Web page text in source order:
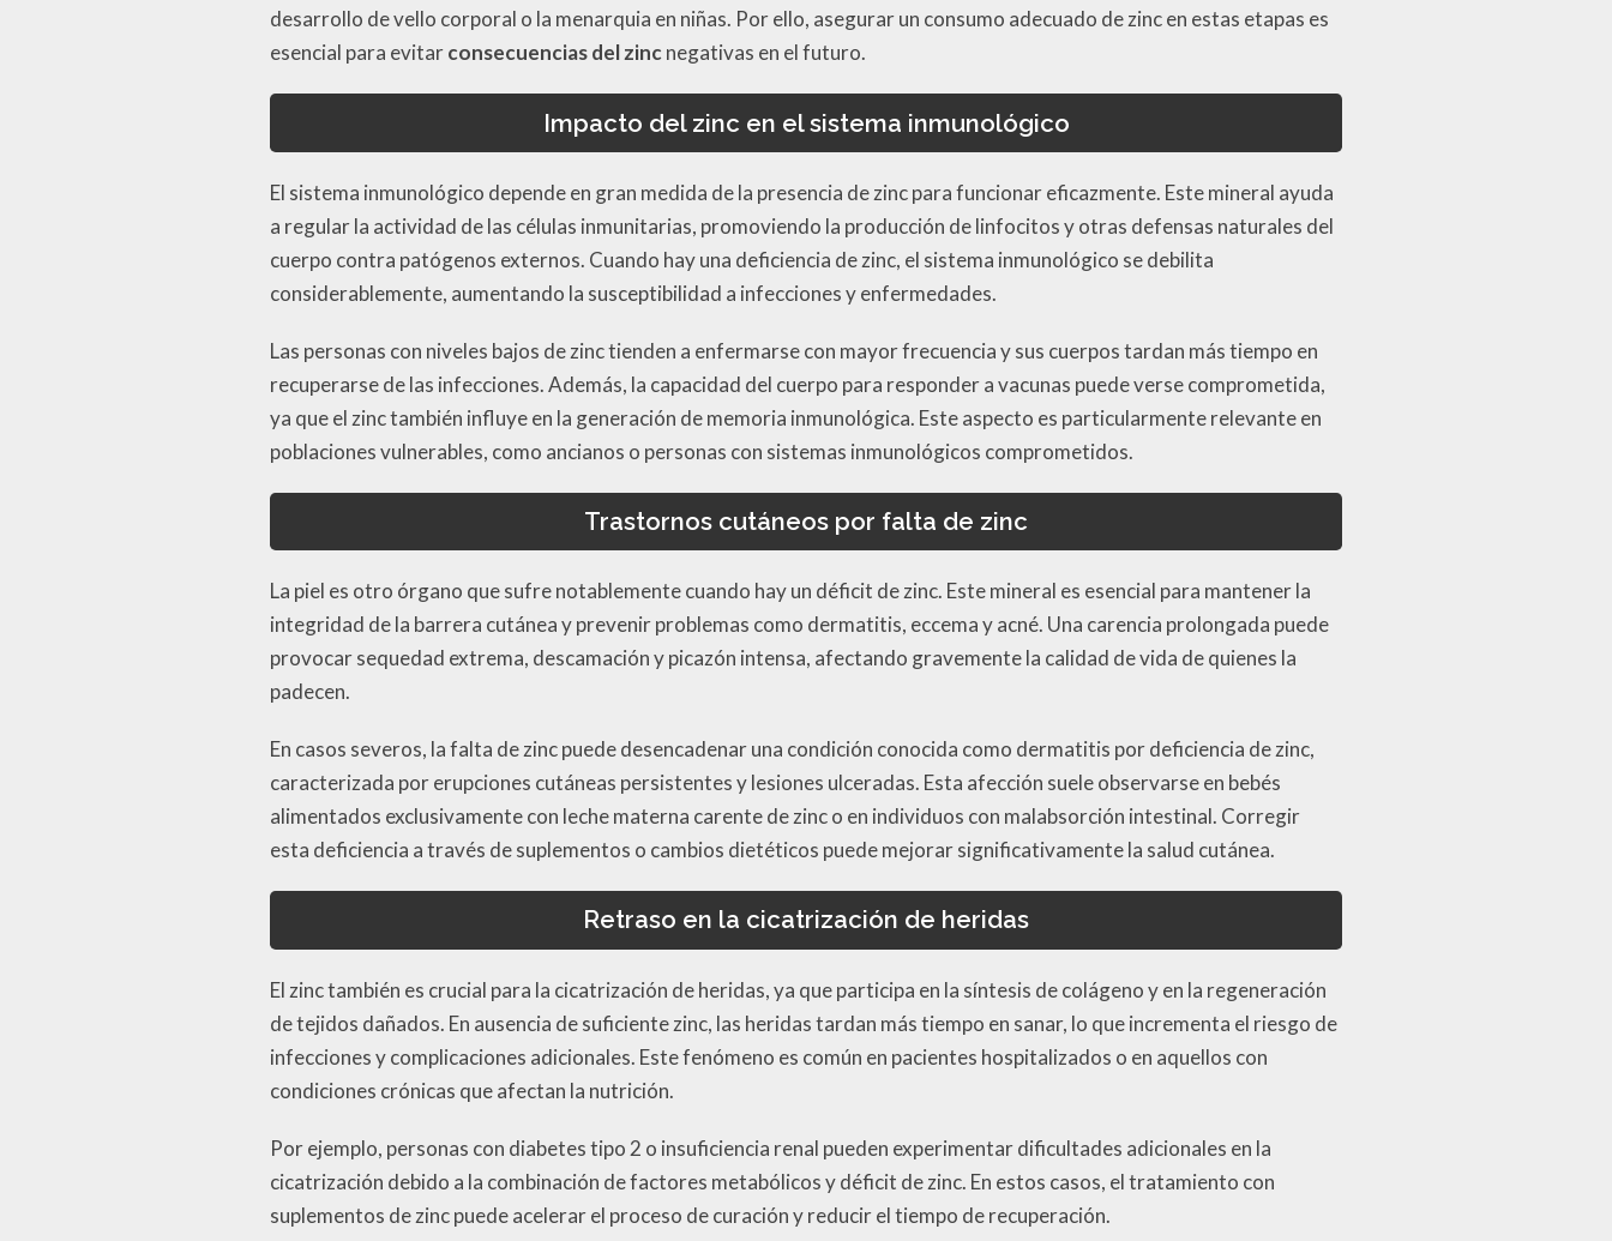
desarrollo de vello corporal o la menarquia en niñas. Por ello, asegurar un consumo adecuado de zinc en estas etapas es
esencial para evitarconsecuencias del zincnegativas en el futuro.
Impacto del zinc en el sistema inmunológico
El sistema inmunológico depende en gran medida de la presencia de zinc para funcionar eficazmente. Este mineral ayuda
a regular la actividad de las células inmunitarias, promoviendo la producción de linfocitos y otras defensas naturales del
cuerpo contra patógenos externos. Cuando hay una deficiencia de zinc, el sistema inmunológico se debilita
considerablemente, aumentando la susceptibilidad a infecciones y enfermedades.
Las personas con niveles bajos de zinc tienden a enfermarse con mayor frecuencia y sus cuerpos tardan más tiempo en
recuperarse de las infecciones. Además, la capacidad del cuerpo para responder a vacunas puede verse comprometida,
ya que el zinc también influye en la generación de memoria inmunológica. Este aspecto es particularmente relevante en
poblaciones vulnerables, como ancianos o personas con sistemas inmunológicos comprometidos.
Trastornos cutáneos por falta de zinc
La piel es otro órgano que sufre notablemente cuando hay un déficit de zinc. Este mineral es esencial para mantener la
integridad de la barrera cutánea y prevenir problemas como dermatitis, eccema y acné. Una carencia prolongada puede
provocar sequedad extrema, descamación y picazón intensa, afectando gravemente la calidad de vida de quienes la
padecen.
En casos severos, la falta de zinc puede desencadenar una condición conocida como dermatitis por deficiencia de zinc,
caracterizada por erupciones cutáneas persistentes y lesiones ulceradas. Esta afección suele observarse en bebés
alimentados exclusivamente con leche materna carente de zinc o en individuos con malabsorción intestinal. Corregir
esta deficiencia a través de suplementos o cambios dietéticos puede mejorar significativamente la salud cutánea.
Retraso en la cicatrización de heridas
El zinc también es crucial para la cicatrización de heridas, ya que participa en la síntesis de colágeno y en la regeneración
de tejidos dañados. En ausencia de suficiente zinc, las heridas tardan más tiempo en sanar, lo que incrementa el riesgo de
infecciones y complicaciones adicionales. Este fenómeno es común en pacientes hospitalizados o en aquellos con
condiciones crónicas que afectan la nutrición.
Por ejemplo, personas con diabetes tipo 2 o insuficiencia renal pueden experimentar dificultades adicionales en la
cicatrización debido a la combinación de factores metabólicos y déficit de zinc. En estos casos, el tratamiento con
suplementos de zinc puede acelerar el proceso de curación y reducir el tiempo de recuperación.